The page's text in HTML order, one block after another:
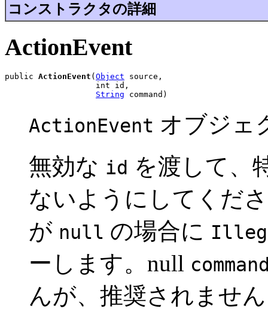
コンストラクタの詳細
ActionEvent
public ActionEvent ( Object source,
                   int id,
String command)
ActionEvent オブジェ
無効な id を渡して、
ないようにしてくだ
が null の場合に
ーします。null
んが、推奨されませ